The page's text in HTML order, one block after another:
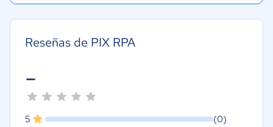
Reseñas de PIX RPA
-
5
(0)